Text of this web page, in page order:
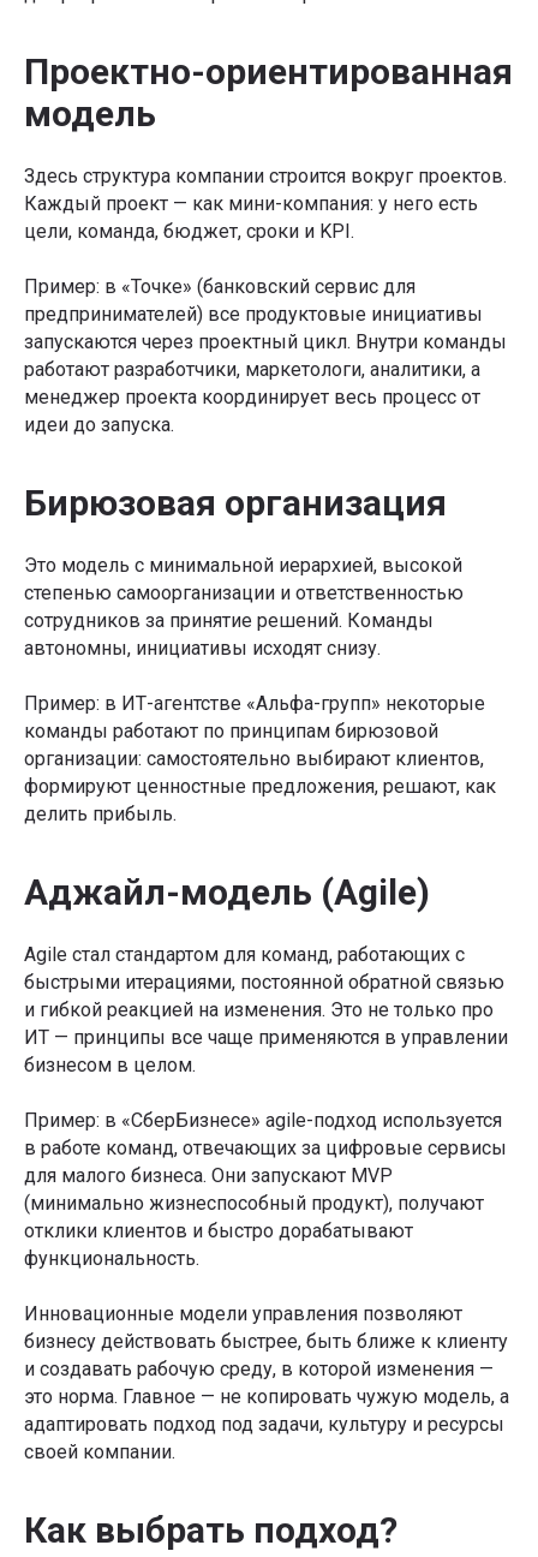
Проектно-ориентированная
модель
Здесь структура компании строится вокруг проектов.
Каждый проект — как мини-компания: у него есть
цели, команда, бюджет, сроки и KPI.
Пример: в «Точке» (банковский сервис для
предпринимателей) все продуктовые инициативы
запускаются через проектный цикл. Внутри команды
работают разработчики, маркетологи, аналитики, а
менеджер проекта координирует весь процесс от
идеи до запуска.
Бирюзовая организация
Это модель с минимальной иерархией, высокой
степенью самоорганизации и ответственностью
сотрудников за принятие решений. Команды
автономны, инициативы исходят снизу.
Пример: в ИТ-агентстве «Альфа-групп» некоторые
команды работают по принципам бирюзовой
организации: самостоятельно выбирают клиентов,
формируют ценностные предложения, решают, как
делить прибыль.
Аджайл-модель (Agile)
Agile стал стандартом для команд, работающих с
быстрыми итерациями, постоянной обратной связью
и гибкой реакцией на изменения. Это не только про
ИТ — принципы все чаще применяются в управлении
бизнесом в целом.
Пример: в «СберБизнесе» agile-подход используется
в работе команд, отвечающих за цифровые сервисы
для малого бизнеса. Они запускают MVP
(минимально жизнеспособный продукт), получают
отклики клиентов и быстро дорабатывают
функциональность.
Инновационные модели управления позволяют
бизнесу действовать быстрее, быть ближе к клиенту
и создавать рабочую среду, в которой изменения —
это норма. Главное — не копировать чужую модель, а
адаптировать подход под задачи, культуру и ресурсы
своей компании.
Как выбрать подход?